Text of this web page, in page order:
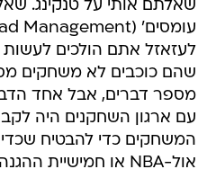
שאלתם אותי על טנקינג.
לעזאזל אתם הולכים
שהם כוכבים לא משחקים
מספר דברים, אבל אחד